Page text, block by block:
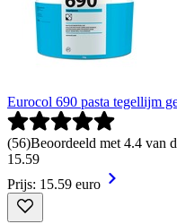
Eurocol 690 pasta tegellijm
(56)Beoordeeld met 4.4 van
15.59
Prijs: 15.59 euro